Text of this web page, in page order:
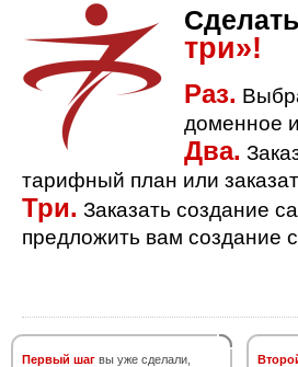
три»!
Раз.
доменное
Два.
тарифный план или
Три. Заказать создание
предложить вам создание
Первый шаг вы уже сделали,